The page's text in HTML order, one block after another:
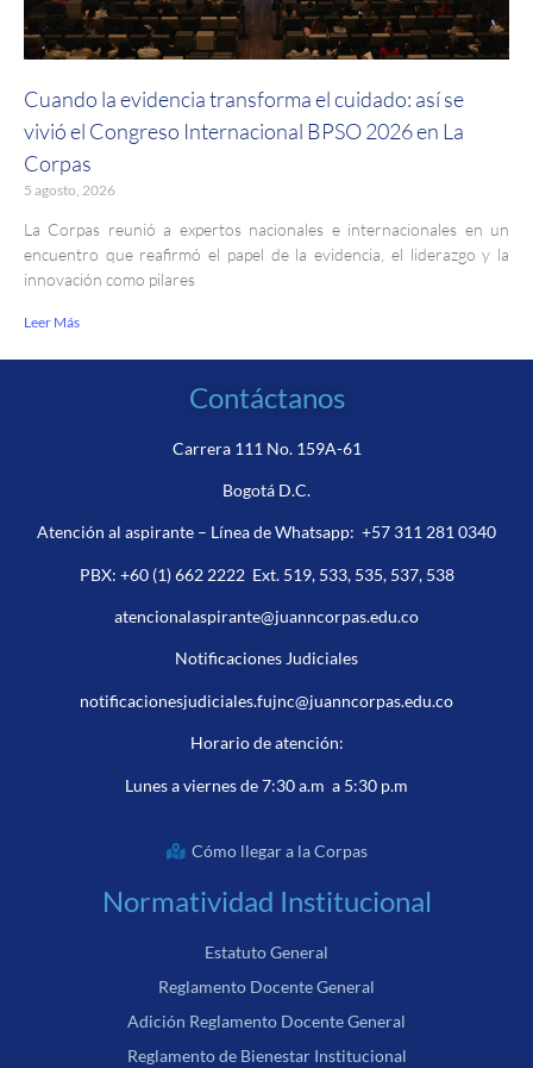
Cuando la evidencia transforma el cuidado: así se
vivió el Congreso Internacional BPSO 2026 en La
Corpas
5 agosto, 2026
La Corpas reunió a expertos nacionales e internacionales en un
encuentro que reafirmó el papel de la evidencia, el liderazgo y la
innovación como pilares
Leer Más
Contáctanos
Carrera 111 No. 159A-61
Bogotá D.C.
Atención al aspirante – Línea de Whatsapp: +57 311 281 0340
PBX: +60 (1) 662 2222Ext. 519, 533, 535, 537, 538
atencionalaspirante@juanncorpas.edu.co
Notificaciones Judiciales
notificacionesjudiciales.fujnc@juanncorpas.edu.co
Horario de atención:
Lunes a viernes de 7:30 a.m a 5:30 p.m
Cómo llegar a la Corpas
Normatividad Institucional
Estatuto General
Reglamento Docente General
Adición Reglamento Docente General
Reglamento de Bienestar Institucional